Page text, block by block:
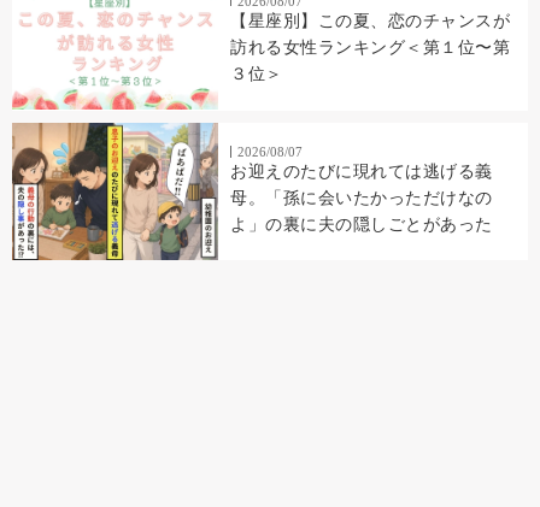
【星座別】この夏、恋のチャンスが
訪れる女性ランキング＜第１位〜第
３位＞
2026/08/07
お迎えのたびに現れては逃げる義
母。「孫に会いたかっただけなの
よ」の裏に夫の隠しごとがあった